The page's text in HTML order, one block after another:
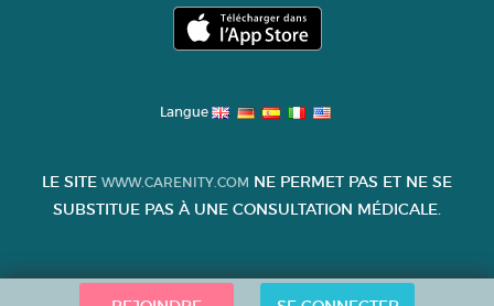
Langue
LE SITE WWW.CARENITY.COM NE PERMET PAS ET NE SE
SUBSTITUE PAS À UNE CONSULTATION MÉDICALE.